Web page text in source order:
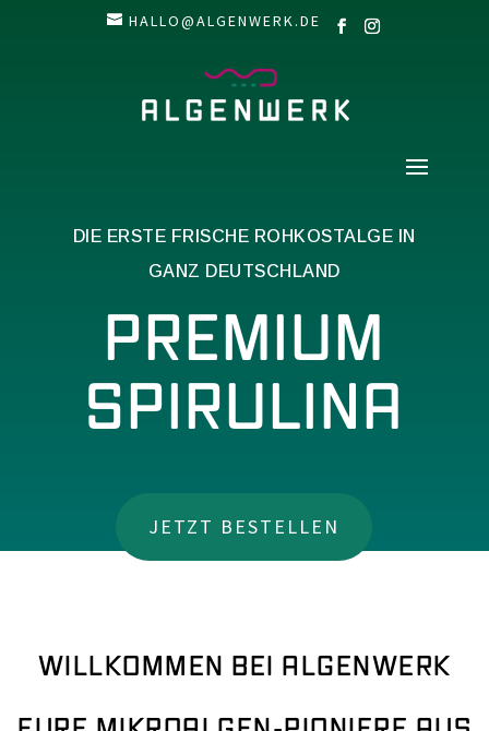
HALLO@ALGENWERK.DE
DIE ERSTE FRISCHE ROHKOSTALGE IN
GANZ DEUTSCHLAND
PREMIUM
SPIRULINA
JETZT BESTELLEN
WILLKOMMEN BEI ALGENWERK